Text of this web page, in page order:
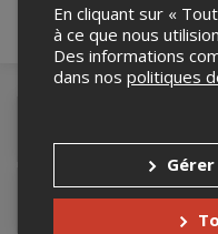
Accès au site de
En cliquant sur «
à ce que nous
Des informations
dans nos politiques